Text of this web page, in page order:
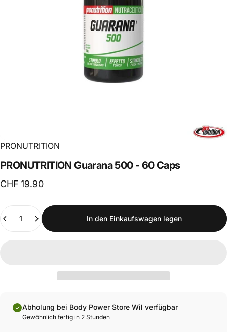
PRONUTRITION
PRONUTRITION Guarana 500 - 60Caps
CHF 19.90
Anzahl
In den Einkaufswagen legen
Abholung bei Body Power Store Wil verfügbar
Gewöhnlich fertig in 2 Stunden